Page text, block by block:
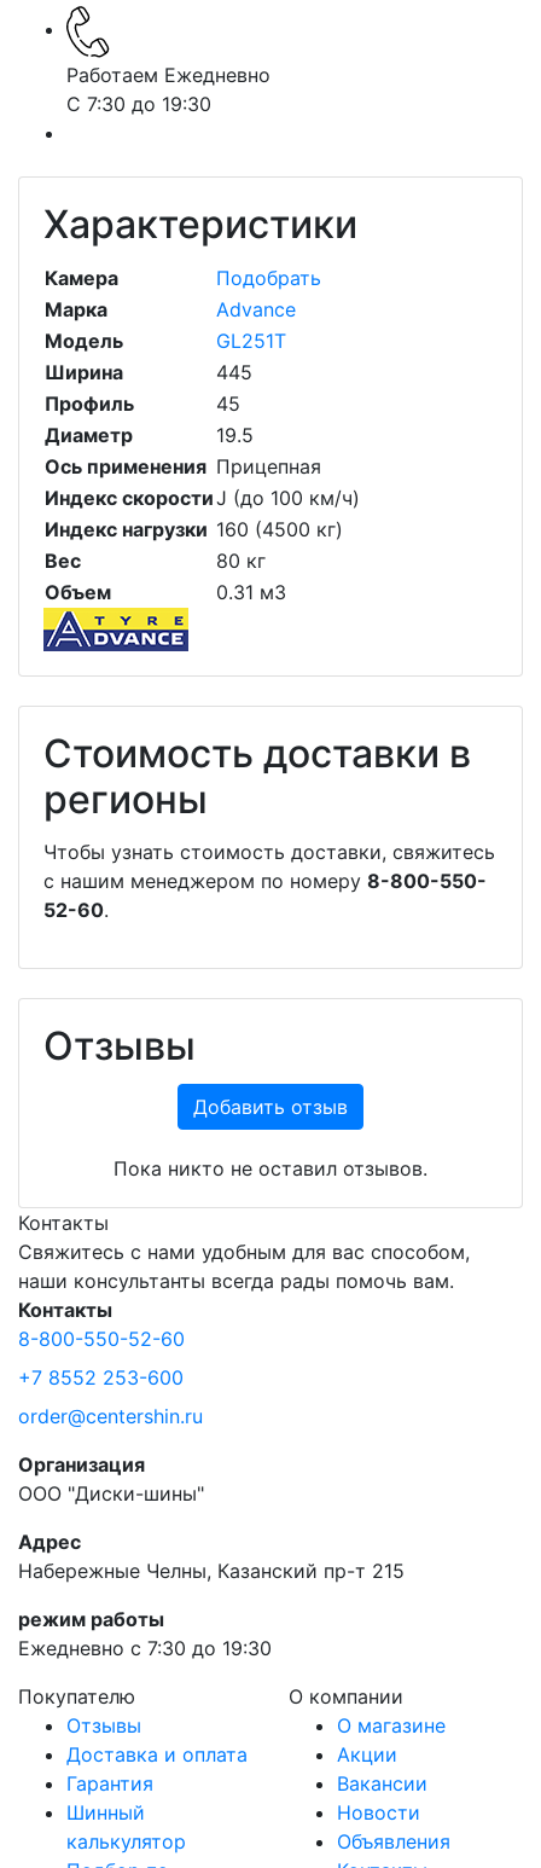
Работаем Ежедневно
С 7:30 до 19:30
Характеристики
Камера
Подобрать
Марка
Advance
Модель
GL251T
Ширина
445
Профиль
45
Диаметр
19.5
Ось применения Прицепная
Индекс скоростиJ (до 100 км/ч)
Индекс нагрузки 160 (4500 кг)
Вес
80 кг
Объем
0.31 м3
Стоимость доставки в
регионы
Чтобы узнать стоимость доставки, свяжитесь
с нашим менеджером по номеру 8-800-550-
52-60.
Отзывы
Добавить отзыв
Пока никто не оставил отзывов.
Контакты
Свяжитесь с нами удобным для вас способом,
наши консультанты всегда рады помочь вам.
Контакты
8-800-550-52-60
+7 8552 253-600
order@centershin.ru
Организация
ООО "Диски-шины"
Адрес
Набережные Челны, Казанский пр-т 215
режим работы
Ежедневно с 7:30 до 19:30
Покупателю
Отзывы
Доставка и оплата
Гарантия
Шинный
калькулятор
О компании
О магазине
Акции
Вакансии
Новости
Объявления